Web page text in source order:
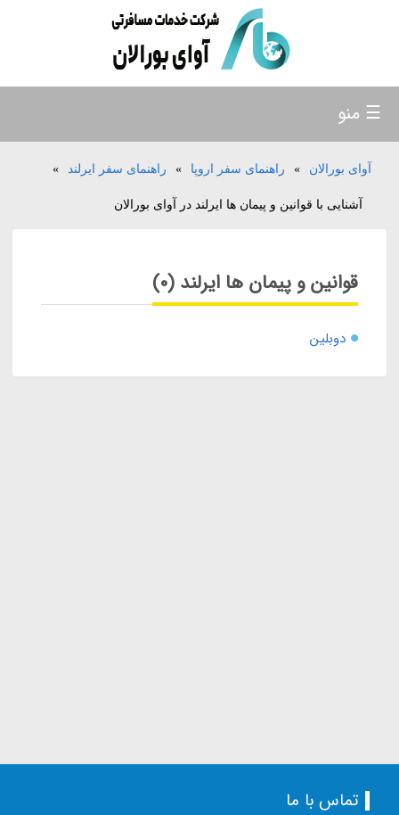
آوای بورالان » راهنمای سفر اروپا » راهنمای سفر ایرلند »
آشنایی با قوانین و پیمان ها ایرلند در آوای بورالان
قوانین و پیمان ها ایرلند (0)
دوبلین
☰ منو
تماس با ما